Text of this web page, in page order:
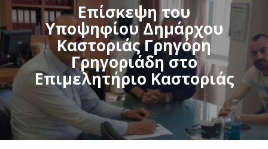
Επίσκεψη του
Υποψηφίου Δημάρχου
Καστοριάς Γρηγόρη
Γρηγοριάδη στο
Επιμελητήριο Καστοριάς